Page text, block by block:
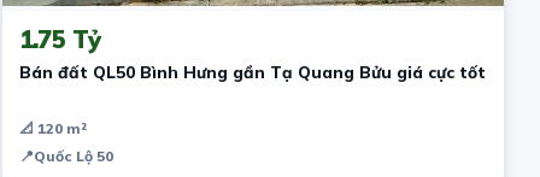
1.75 Tỷ
Bán đất QL50 Bình Hưng gần Tạ Quang Bửu giá cực tốt
📐 120 m²
📍Quốc Lộ 50